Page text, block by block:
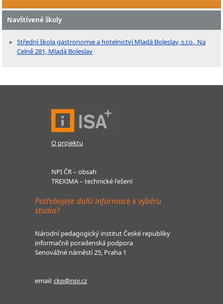
Navštívené školy
Střední škola gastronomie a hotelnictví Mladá Boleslav, s.r.o., Na
Celně 281, Mladá Boleslav
O projektu
NPI ČR – obsah
TREXIMA – technické řešení
Potřebujete další informace k výběru
studia?
Národní pedagogický institut České republiky
informačně poradenská podpora
Senovážné náměstí 25, Praha 1
email:ckp@npi.cz